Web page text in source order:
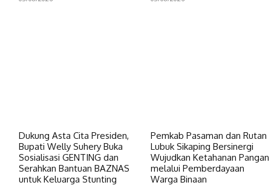
Dukung Asta Cita Presiden,
Bupati Welly Suhery Buka
Sosialisasi GENTING dan
Serahkan Bantuan BAZNAS
untuk Keluarga Stunting
Pemkab Pasaman dan Rutan
Lubuk Sikaping Bersinergi
Wujudkan Ketahanan Pangan
melalui Pemberdayaan
Warga Binaan